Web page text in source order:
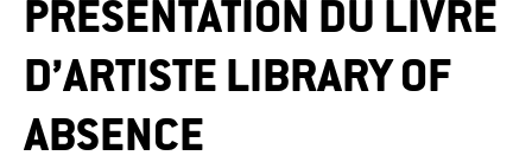
PRÉSENTATION DU LIVRE
D’ARTISTE LIBRARY OF
ABSENCE